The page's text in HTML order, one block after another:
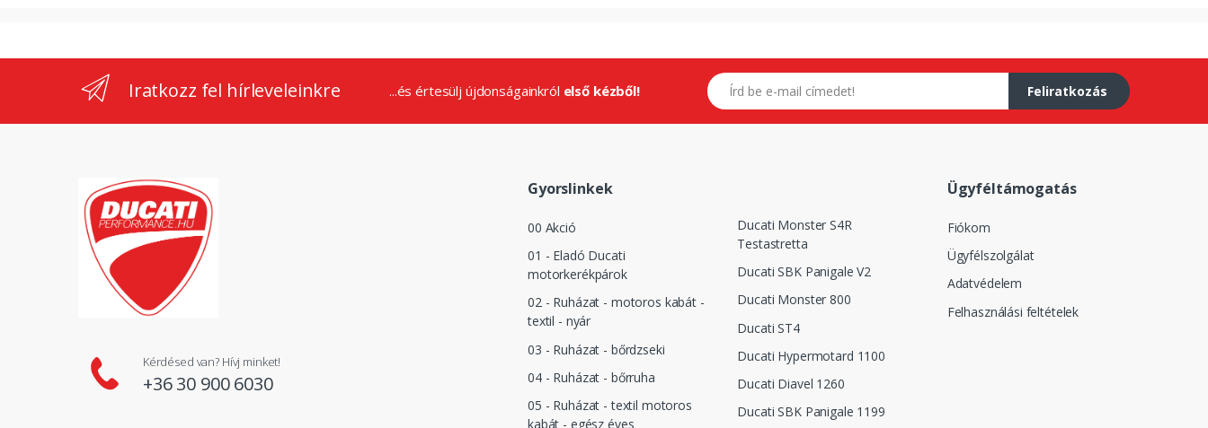
Iratkozz fel hírleveleinkre ...és értesülj újdonságainkról első kézből!
E-mail címed
Feliratkozás
Kérdésed van? Hívj minket!
+36 30 900 6030
Gyorslinkek
00 Akció
01 - Eladó Ducati
motorkerékpárok
02 - Ruházat - motoros kabát -
textil - nyár
03 - Ruházat - bőrdzseki
04 - Ruházat - bőrruha
05 - Ruházat - textil motoros
kabát - egész éves
Ducati Monster S4R
Testastretta
Ducati SBK Panigale V2
Ducati Monster 800
Ducati ST4
Ducati Hypermotard 1100
Ducati Diavel 1260
Ducati SBK Panigale 1199
Ügyféltámogatás
Fiókom
Ügyfélszolgálat
Adatvédelem
Felhasználási feltételek